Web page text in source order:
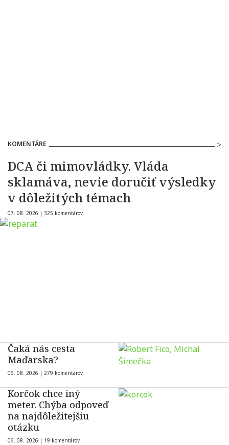
KOMENTÁRE
DCA či mimovládky. Vláda
sklamáva, nevie doručiť výsledky
v dôležitých témach
07. 08. 2026 | 325 komentárov
Čaká nás cesta
Maďarska?
06. 08. 2026 | 279 komentárov
Korčok chce iný
meter. Chýba odpoveď
na najdôležitejšiu
otázku
06. 08. 2026 | 19 komentárov